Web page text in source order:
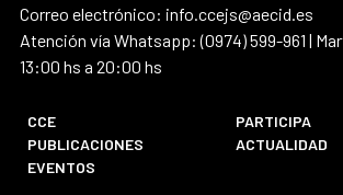
Correo electrónico: info.ccejs@aecid.es
Atención vía Whatsapp: (0974) 599-961 |
13:00 hs a 20:00 hs
CCE
PARTICIPA
PUBLICACIONES
ACTUALIDAD
EVENTOS